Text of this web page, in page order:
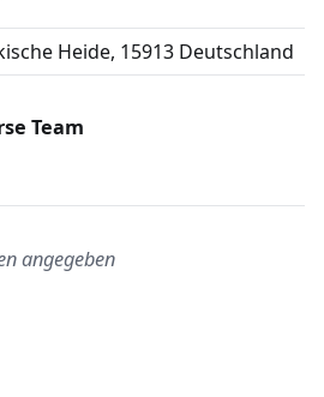
Heide, 15913 Deutschland
Team
angegeben